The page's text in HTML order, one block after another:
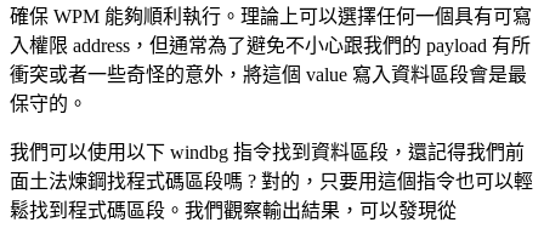
確保 WPM 能夠順利執行。理論上可以選擇任何一個具有可寫
入權限 address，但通常為了避免不小心跟我們的 payload 有所
衝突或者一些奇怪的意外，將這個 value 寫入資料區段會是最
保守的。
我們可以使用以下 windbg 指令找到資料區段，還記得我們前
面土法煉鋼找程式碼區段嗎 ? 對的，只要用這個指令也可以輕
鬆找到程式碼區段。我們觀察輸出結果，可以發現從